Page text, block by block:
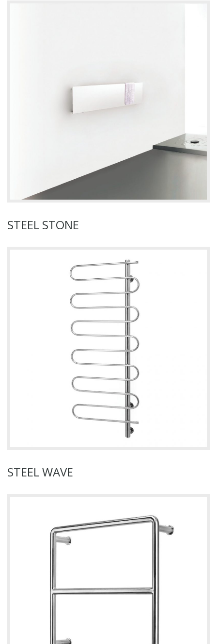
STEEL STONE
STEEL WAVE